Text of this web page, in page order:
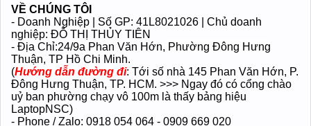
VỀ CHÚNG TÔI
- Doanh Nghiệp | Số GP: 41L8021026 | Chủ doanh
nghiệp: ĐỖ THỊ THỦY TIÊN
- Địa Chỉ:24/9a Phan Văn Hớn , Phường Đông Hưng
Thuận , TP Hồ Chi Minh.
(Hướng dẫn đường đi: Tới số nhà 145 Phan Văn Hớn, P.
Đông Hưng Thuận, TP. HCM. >>> Ngay đó có cổng chào
uỷ ban phường chạy vô 100m là thấy bảng hiệu
LaptopNSC)
- Phone / Zalo: 0918 054 064 - 0909 669 020